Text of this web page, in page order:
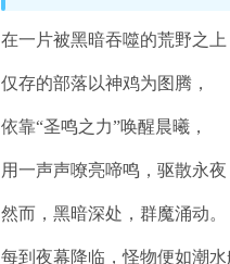
在一片被黑暗吞噬的荒野之上
仅存的部落以神鸡为图腾，
依靠“圣鸣之力”唤醒晨曦，
用一声声嘹亮啼鸣，驱散永夜
然而，黑暗深处，群魔涌动。
每到夜幕降临，怪物便如潮水